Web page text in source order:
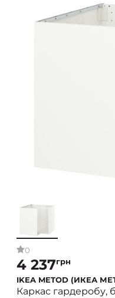
0
4 237грн
IKEA METOD (ИКЕА
Каркас гардеробу,